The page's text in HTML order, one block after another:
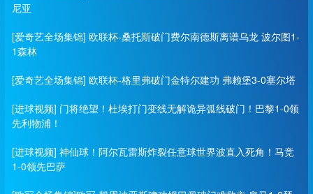
尼亚
[爱奇艺全场集锦] 欧联杯-桑托斯破门费尔南德斯离谱乌龙 波尔图1-
1森林
[爱奇艺全场集锦] 欧联杯-格里弗破门金特尔建功 弗赖堡3-0塞尔塔
[进球视频] 门将绝望！杜埃打门变线无解诡异弧线破门！巴黎1-0领
先利物浦！
[进球视频] 神仙球！阿尔瓦雷斯炸裂任意球世界波直入死角！马竞
1-0领先巴萨